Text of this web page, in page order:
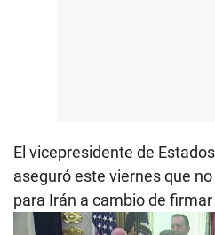
El vicepresidente de
aseguró este viernes que
para Irán a cambio de